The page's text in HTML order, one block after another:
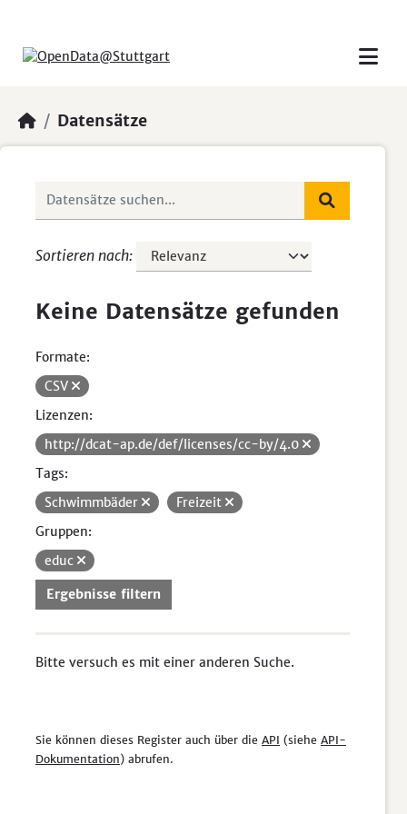
Datensätze
Sortieren nach
Keine Datensätze gefunden
Formate:
CSV
Lizenzen:
http://dcat-ap.de/def/licenses/cc-by/4.0
Tags:
Schwimmbäder
Freizeit
Gruppen:
educ
Ergebnisse filtern
Bitte versuch es mit einer anderen Suche.
Sie können dieses Register auch über die API (siehe API-
Dokumentation) abrufen.